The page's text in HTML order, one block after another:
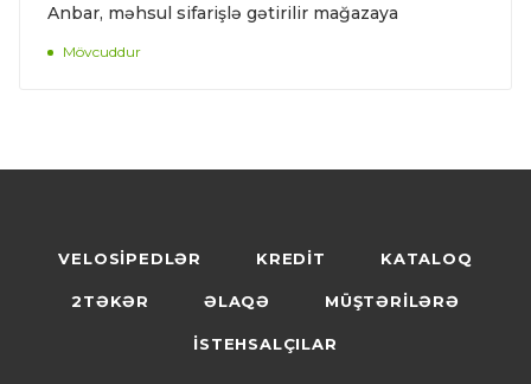
Anbar, məhsul sifarişlə gətirilir mağazaya
Mövcuddur
VELOSİPEDLƏR KREDİT KATALOQ
2TƏKƏR ƏLAQƏ MÜŞTƏRİLƏRƏ
İSTEHSALÇILAR